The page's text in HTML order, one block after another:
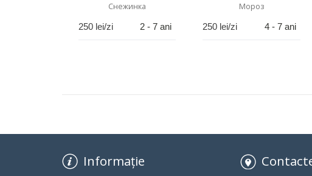
Снежинка
250 lei/zi 2 - 7 ani
Мороз
250 lei/zi 4 - 7 ani
Informație